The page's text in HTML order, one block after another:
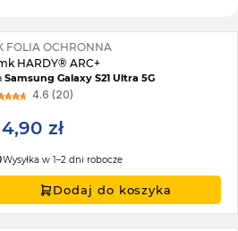
FOLIA OCHRONNA
HARDY® ARC+
Samsung Galaxy S21 Ultra 5G
4.6 (20)
zł
Wysyłka w 1–2 dni robocze
Dodaj do koszyka